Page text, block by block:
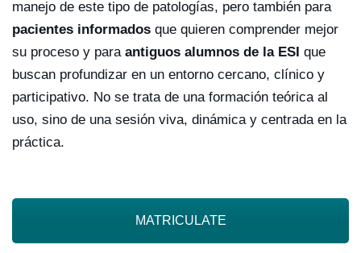
manejo de este tipo de patologías, pero también para
pacientes informados que quieren comprender mejor
su proceso y para antiguos alumnos de la ESI que
buscan profundizar en un entorno cercano, clínico y
participativo. No se trata de una formación teórica al
uso, sino de una sesión viva, dinámica y centrada en la
práctica.
MATRICULATE